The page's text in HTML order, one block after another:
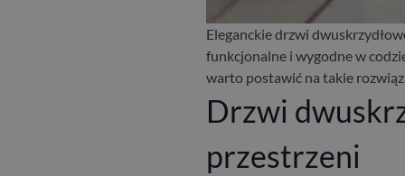
Eleganckie drzwi
funkcjonalne i wygodne w
warto postawić na takie
Drzwi
przestrzeni